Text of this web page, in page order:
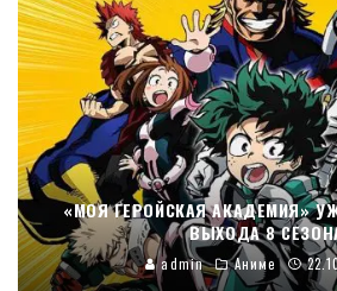
«МОЯ ГЕРОЙСКАЯ АКАДЕМИЯ»
ВЫХОДА 8
admin Аниме